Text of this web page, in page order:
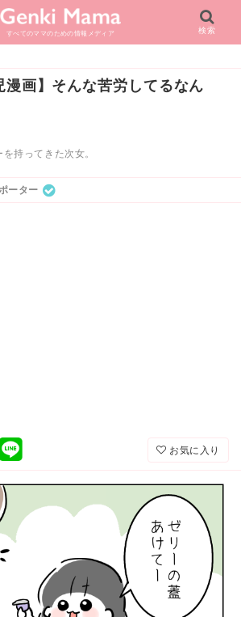
すべてのママのための情報メディア 検索
漫画】そんな苦労してるなん
持ってきた次女。
ーター
お気に入り